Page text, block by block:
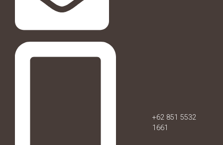
+62 851 5532
1661